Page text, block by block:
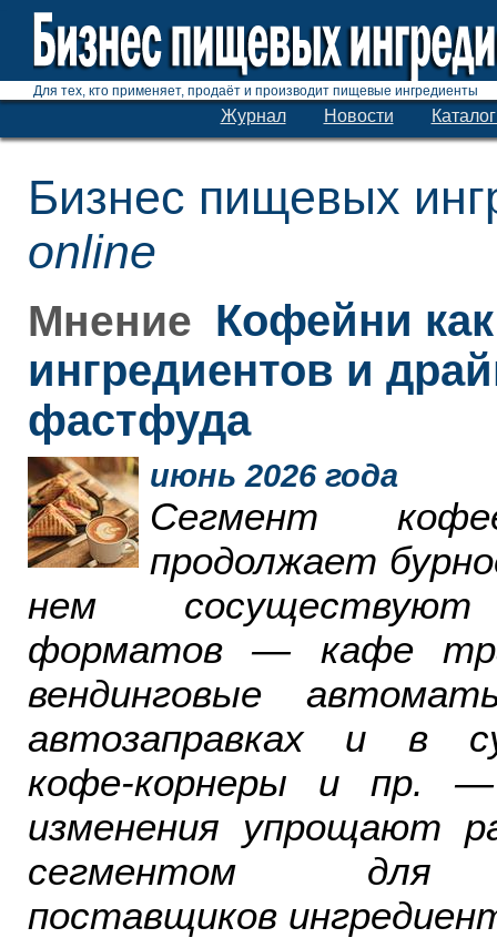
Для тех, кто применяет, продаёт и производит пищевые ингредиенты
Журнал Новости
Бизнес пищевых
online
Мнение Кофейни
ингредиентов и
фастфуда
июнь 2026 года
Сегмент
продолжает
нем
форматов — кафе
вендинговые
автозаправках и в
кофе-корнеры и пр.
изменения упрощают
сегментом для
поставщиков